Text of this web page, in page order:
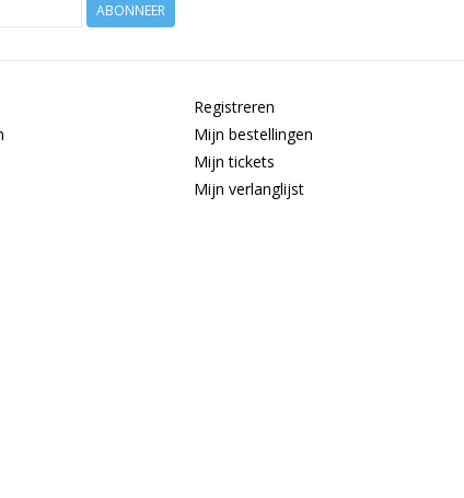
ABONNEER
Registreren
Mijn bestellingen
Mijn tickets
Mijn verlanglijst